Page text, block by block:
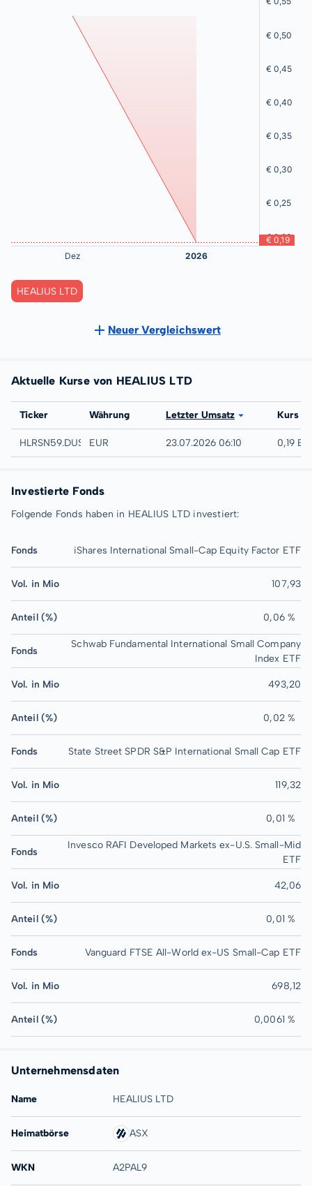
HEALIUS LTD
Neuer Vergleichswert
Aktuelle Kurse von HEALIUS LTD
Börse
Ticker Währung Letzter Umsatz Kurs
Düsseldorf
HLRSN59.DUSB EUR 23.07.2026 06:10 0,19
Investierte Fonds
Folgende Fonds haben in HEALIUS LTD investiert:
Fonds iShares International Small-Cap Equity Factor ETF
Vol. in Mio 107,93
Anteil (%) 0,06 %
Fonds
Schwab Fundamental International Small Company
Index ETF
Vol. in Mio 493,20
Anteil (%) 0,02 %
Fonds State Street SPDR S&P International Small Cap ETF
Vol. in Mio 119,32
Anteil (%) 0,01 %
Fonds
Invesco RAFI Developed Markets ex-U.S. Small-Mid
ETF
Vol. in Mio 42,06
Anteil (%) 0,01 %
Fonds Vanguard FTSE All-World ex-US Small-Cap ETF
Vol. in Mio 698,12
Anteil (%) 0,0061 %
Unternehmensdaten
Name HEALIUS LTD
Heimatbörse ASX
WKN A2PAL9